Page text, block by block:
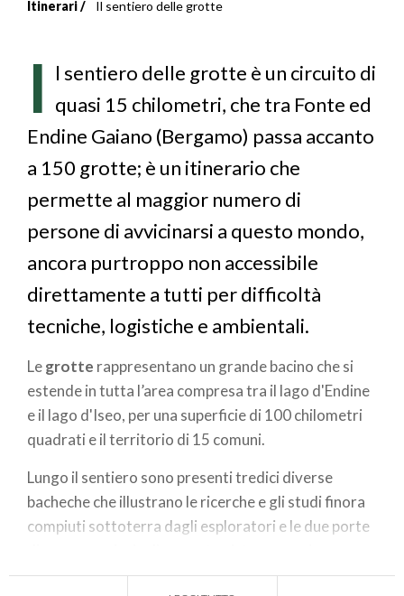
di
pane
Itinerari Il sentiero delle grotte
I l sentiero delle grotte è un circuito di
quasi 15 chilometri, che tra Fonte ed
Endine Gaiano (Bergamo) passa accanto
a 150 grotte; è un itinerario che
permette al maggior numero di
persone di avvicinarsi a questo mondo,
ancora purtroppo non accessibile
direttamente a tutti per difficoltà
tecniche, logistiche e ambientali.
Legrotte rappresentano un grande bacino che si
estende in tutta l’area compresa tra il lago d'Endine
e il lago d'Iseo, per una superficie di 100 chilometri
quadrati e il territorio di 15 comuni.
Lungo il sentiero sono presenti tredici diverse
bacheche che illustrano le ricerche e gli studi finora
compiuti sottoterra dagli esploratori e le due porte